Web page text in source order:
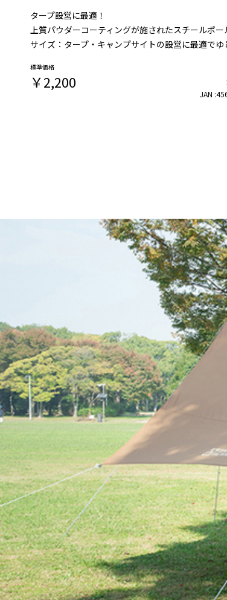
タープ設営に最適！
上質パウダーコーティングが施されたスチールポー
サイズ：タープ・キャンプサイトの設営に最適で
￥2,200